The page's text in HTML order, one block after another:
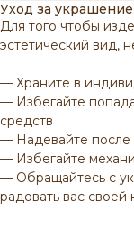
Уход за
Для того чтобы
эстетический вид,
— Храните в
— Избегайте
средств
— Надевайте после
— Избегайте
— Обращайтесь с
радовать вас своей
ВАМ МОЖЕТ